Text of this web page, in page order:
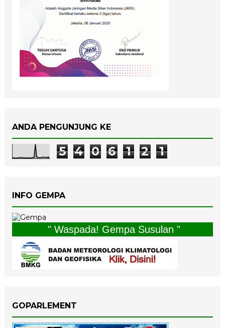
ANDA PENGUNJUNG KE
5 4 0 6 1 2 1
INFO GEMPA
" Waspada! Gempa Susulan "
GOPARLEMENT